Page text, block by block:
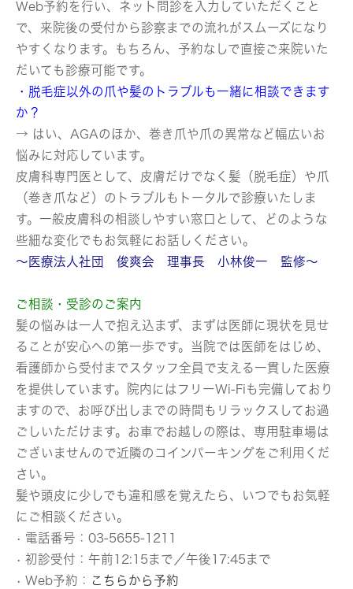
Web予約を行い、ネット問診を入力していただくこと
で、来院後の受付から診察までの流れがスムーズになり
やすくなります。もちろん、予約なしで直接ご来院いた
だいても診療可能です。
・脱毛症以外の爪や髪のトラブルも一緒に相談できます
か？
→ はい、AGAのほか、巻き爪や爪の異常など幅広いお
悩みに対応しています。
皮膚科専門医として、皮膚だけでなく髪（脱毛症）や爪
（巻き爪など）のトラブルもトータルで診療いたしま
す。一般皮膚科の相談しやすい窓口として、どのような
些細な変化でもお気軽にお話しください。
～医療法人社団 俊爽会 理事長 小林俊一 監修～
ご相談・受診のご案内
髪の悩みは一人で抱え込まず、まずは医師に現状を見せ
ることが安心への第一歩です。当院では医師をはじめ、
看護師から受付までスタッフ全員で支える一貫した医療
を提供しています。院内にはフリーWi-Fiも完備しており
ますので、お呼び出しまでの時間もリラックスしてお過
ごしいただけます。お車でお越しの際は、専用駐車場は
ございませんので近隣のコインパーキングをご利用くだ
さい。
髪や頭皮に少しでも違和感を覚えたら、いつでもお気軽
にご相談ください。
• 電話番号：03-5655-1211
• 初診受付：午前12:15まで／午後17:45まで
• Web予約： こちらから予約